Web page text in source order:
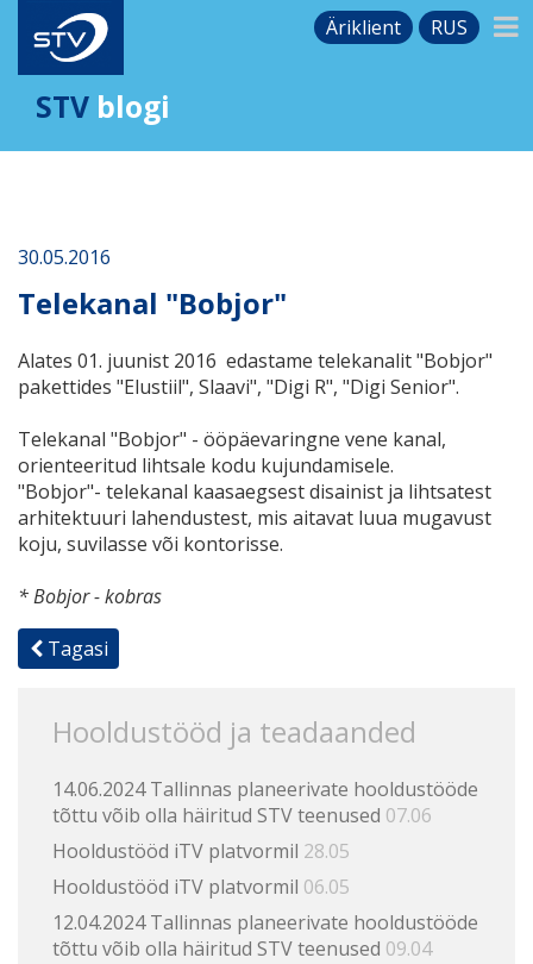
Äriklient RUS
STV blogi
30.05.2016
Telekanal "Bobjor"
Alates 01. juunist 2016 edastame telekanalit "Bobjor"
pakettides "Elustiil", Slaavi", "Digi R", "Digi Senior".
Telekanal "Bobjor" - ööpäevaringne vene kanal,
orienteeritud lihtsale kodu kujundamisele.
"Bobjor"- telekanal kaasaegsest disainist ja lihtsatest
arhitektuuri lahendustest, mis aitavat luua mugavust
koju, suvilasse või kontorisse.
* Bobjor - kobras
Tagasi
Hooldustööd ja teadaanded
14.06.2024 Tallinnas planeerivate hooldustööde
tõttu võib olla häiritud STV teenused 07.06
Hooldustööd iTV platvormil 28.05
Hooldustööd iTV platvormil 06.05
12.04.2024 Tallinnas planeerivate hooldustööde
tõttu võib olla häiritud STV teenused 09.04